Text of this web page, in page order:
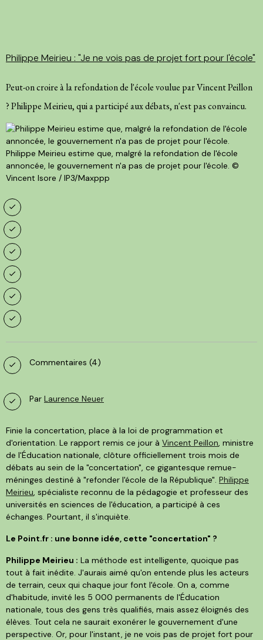
Philippe Meirieu : "Je ne vois pas de projet fort pour l'école"
Peut-on croire à la refondation de l'école voulue par Vincent Peillon
? Philippe Meirieu, qui a participé aux débats, n'est pas convaincu.
Philippe Meirieu estime que, malgré la refondation de l'école
annoncée, le gouvernement n'a pas de projet pour l'école. ©
Vincent Isore / IP3/Maxppp
Commentaires (4)
Par Laurence Neuer
Finie la concertation, place à la loi de programmation et
d'orientation. Le rapport remis ce jour à Vincent Peillon , ministre
de l'Éducation nationale, clôture officiellement trois mois de
débats au sein de la "concertation", ce gigantesque remue-
méninges destiné à "refonder l'école de la République". Philippe
Meirieu , spécialiste reconnu de la pédagogie et professeur des
universités en sciences de l'éducation, a participé à ces
échanges. Pourtant, il s'inquiète.
Le Point.fr : une bonne idée, cette "concertation" ?
Philippe Meirieu : La méthode est intelligente, quoique pas
tout à fait inédite. J'aurais aimé qu'on entende plus les acteurs
de terrain, ceux qui chaque jour font l'école. On a, comme
d'habitude, invité les 5 000 permanents de l'Éducation
nationale, tous des gens très qualifiés, mais assez éloignés des
élèves. Tout cela ne saurait exonérer le gouvernement d'une
perspective. Or, pour l'instant, je ne vois pas de projet fort pour